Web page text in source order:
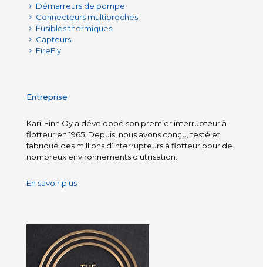
Démarreurs de pompe
Connecteurs multibroches
Fusibles thermiques
Capteurs
FireFly
Entreprise
Kari-Finn Oy a développé son premier interrupteur à
flotteur en 1965. Depuis, nous avons conçu, testé et
fabriqué des millions d’interrupteurs à flotteur pour de
nombreux environnements d’utilisation.
En savoir plus